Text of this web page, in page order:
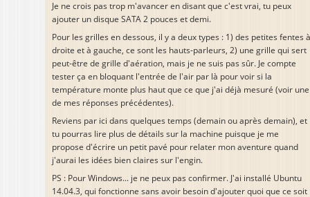
Je ne crois pas trop m'avancer en disant que c'est vrai, tu peux
ajouter un disque SATA 2 pouces et demi.
Pour les grilles en dessous, il y a deux types : 1) des petites fentes à
droite et à gauche, ce sont les hauts-parleurs, 2) une grille qui sert
peut-être de grille d'aération, mais je ne suis pas sûr. Je compte
tester ça en bloquant l'entrée de l'air par là pour voir si la
température monte plus haut que ce que j'ai déjà mesuré (voir une
de mes réponses précédentes).
Reviens par ici dans quelques temps (demain ou après demain), et
tu pourras lire plus de détails sur la machine puisque je me
propose d'écrire un petit pavé pour relater mon aventure quand
j'aurai les idées bien claires sur l'engin.
PS : Pour Windows... je ne peux pas confirmer. J'ai installé Ubuntu
14.04.3, qui fonctionne sans avoir besoin d'ajouter quoi que ce soit